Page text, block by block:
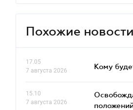
Похожие новости
17.05
7 августа 2026
Кому
15.10
7 августа 2026